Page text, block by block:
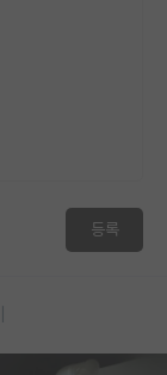
등록